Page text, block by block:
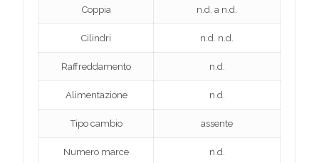
Coppia n.d. a n.d.
Cilindri n.d. n.d.
Raffreddamento n.d.
Alimentazione n.d.
Tipo cambio assente
Numero marce n.d.